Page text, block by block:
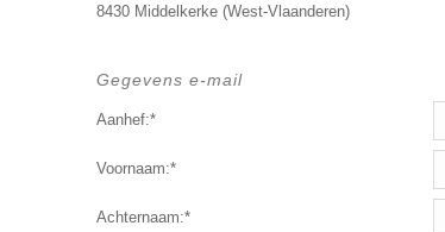
8430 Middelkerke (West-Vlaanderen)
Gegevens e-mail
Aanhef:*
Voornaam:*
Achternaam:*